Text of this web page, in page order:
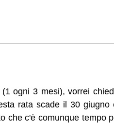
ogni 3 mesi), vorrei
rata scade il 30 giugno
che c'è comunque tempo